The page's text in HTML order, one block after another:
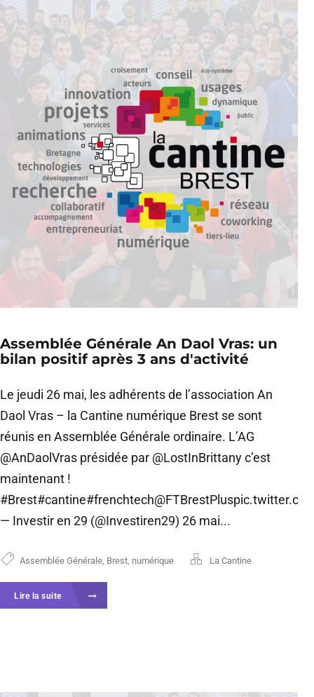
Assemblée Générale An Daol Vras: un
bilan positif après 3 ans d'activité
Le jeudi 26 mai, les adhérents de l’association An
Daol Vras – la Cantine numérique Brest se sont
réunis en Assemblée Générale ordinaire. L’AG
@AnDaolVras présidée par @LostInBrittany c’est
maintenant !
— Investir en 29 (@Investiren29) 26 mai...
Assemblée Générale Brest numérique La Cantine
Lire la suite